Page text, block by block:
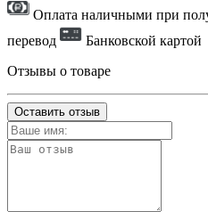
Оплата наличными при
перевод
Банковской картой
Отзывы о товаре
Оставить отзыв